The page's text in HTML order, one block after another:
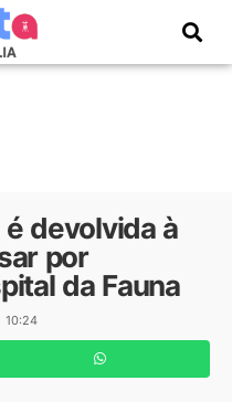
devolvida à
por
da Fauna
10:24